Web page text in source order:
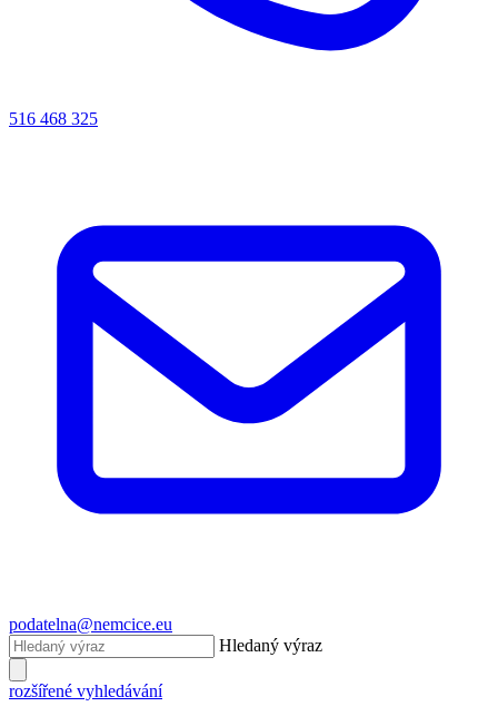
516 468 325
podatelna@nemcice.eu
Hledaný výraz
rozšířené vyhledávání